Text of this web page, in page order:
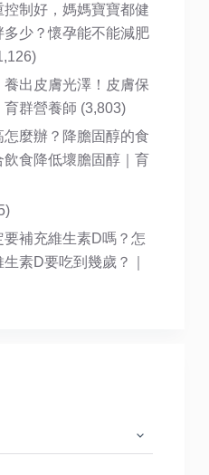
制好，媽媽寶寶都健
少？懷孕能不能減肥
出皮膚光澤！皮膚保
群營養師 (3,803)
麼辦？降膽固醇的食
食降低壞膽固醇｜育
補充維生素D嗎？怎
素D要吃到幾歲？｜